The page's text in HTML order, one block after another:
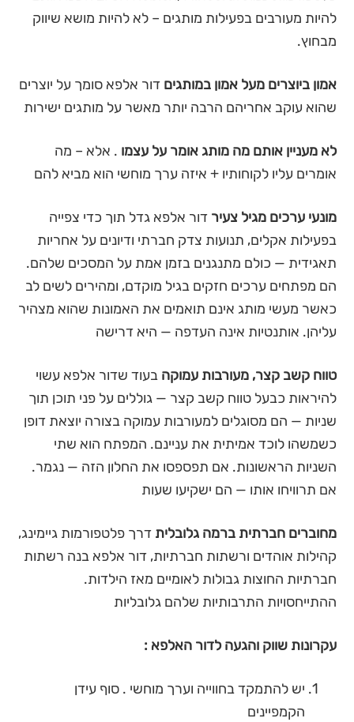
להיות מעורבים בפעילות מותגים – לא להיות מושא שיווק
מבחוץ.
אמון ביוצרים מעל אמון במותגים דור אלפא סומך על יוצרים
שהוא עוקב אחריהם הרבה יותר מאשר על מותגים ישירות
לא מעניין אותם מה מותג אומר על עצמו . אלא – מה
אומרים עליו לקוחותיו + איזה ערך מוחשי הוא מביא להם
מונעי ערכים מגיל צעיר דור אלפא גדל תוך כדי צפייה
בפעילות אקלים, תנועות צדק חברתי ודיונים על אחריות
תאגידית — כולם מתנגנים בזמן אמת על המסכים שלהם.
הם מפתחים ערכים חזקים בגיל מוקדם, ומהירים לשים לב
כאשר מעשי מותג אינם תואמים את האמונות שהוא מצהיר
עליהן. אותנטיות אינה העדפה — היא דרישה
טווח קשב קצר, מעורבות עמוקה בעוד שדור אלפא עשוי
להיראות כבעל טווח קשב קצר — גוללים על פני תוכן תוך
שניות — הם מסוגלים למעורבות עמוקה בצורה יוצאת דופן
כשמשהו לוכד אמיתית את עניינם. המפתח הוא שתי
השניות הראשונות. אם תפספסו את החלון הזה — נגמר.
אם תרוויחו אותו — הם ישקיעו שעות
מחוברים חברתית ברמה גלובלית דרך פלטפורמות גיימינג,
קהילות אוהדים ורשתות חברתיות, דור אלפא בנה רשתות
חברתיות החוצות גבולות לאומיים מאז הילדות.
ההתייחסויות התרבותיות שלהם גלובליות
עקרונות שווק והגעה לדור האלפא :
יש להתמקד בחווייה וערך מוחשי . סוף עידן
הקמפיינים